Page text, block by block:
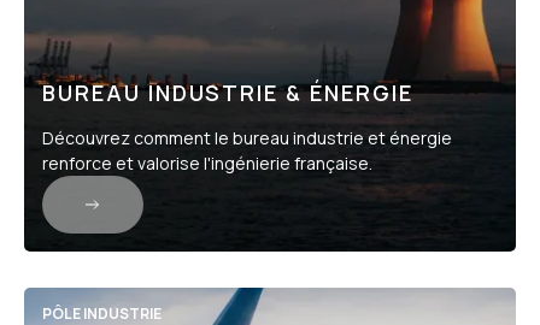
BUREAU INDUSTRIE & ÉNERGIE
Découvrez comment le bureau industrie et énergie
renforce et valorise l'ingénierie française.
PÔLE INDUSTRIE